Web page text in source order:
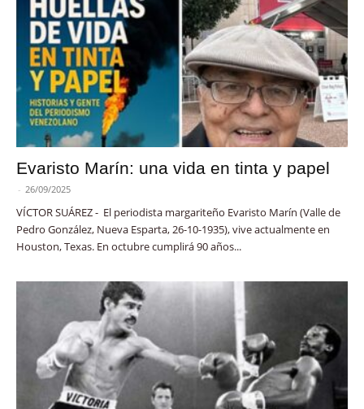
Evaristo Marín: una vida en tinta y papel
- 26/09/2025
VÍCTOR SUÁREZ - El periodista margariteño Evaristo Marín (Valle de
Pedro González, Nueva Esparta, 26-10-1935), vive actualmente en
Houston, Texas. En octubre cumplirá 90 años...